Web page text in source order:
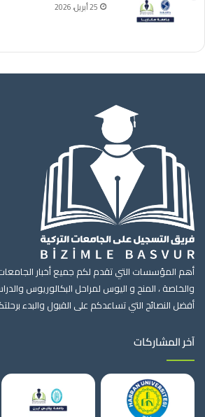
25 أبريل، 2026
أهم المؤسسات التي تقدم لكم جميع أخبار
والخاصة ، المنح و اليوس لمراحل البكالوريوس
أفضل النصائح التي تساعدكم على القبول والبدء
آخر المشاركات